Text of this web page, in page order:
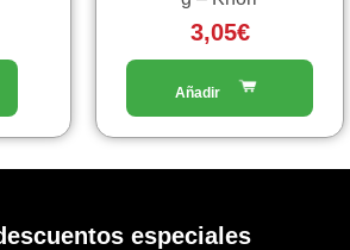
3,05€
especiales